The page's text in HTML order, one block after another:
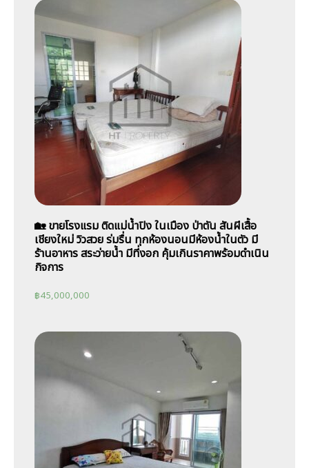
🏡 ขายโรงแรม ติดแม่น้ำปิง ในเมือง ป่าตัน สันผีเสื้อ
เชียงใหม่ วิวสวย ร่มรื่น ทุกห้องนอนมีห้องน้ำในตัว มี
ร้านอาหาร สระว่ายน้ำ มีที่งอก คุ้มเกินราคาพร้อมดำเนิน
กิจการ
฿45,000,000